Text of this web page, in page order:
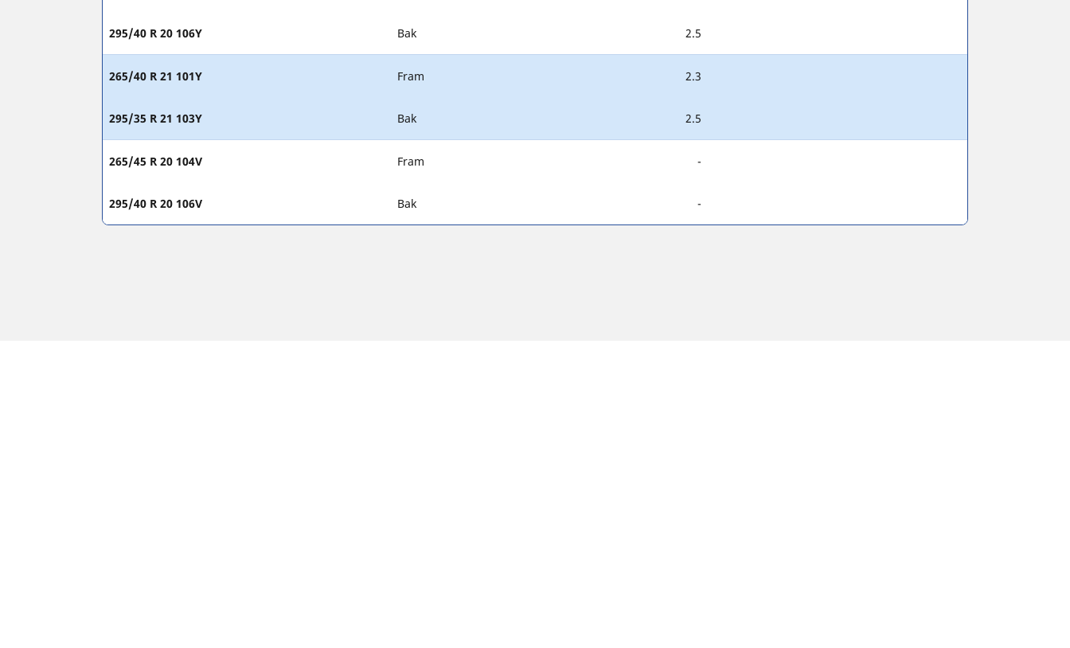
295/40 R 20 106Y Bak 2.5
265/40 R 21 101Y Fram 2.3
295/35 R 21 103Y Bak 2.5
265/45 R 20 104V Fram -
295/40 R 20 106V Bak -